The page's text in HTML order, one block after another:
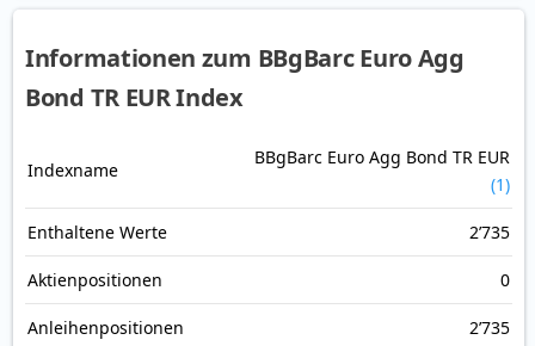
Informationen zum BBgBarc Euro Agg
Bond TR EUR Index
Indexname
BBgBarc Euro Agg Bond TR EUR
(1)
Enthaltene Werte 2’735
Aktienpositionen 0
Anleihenpositionen 2’735